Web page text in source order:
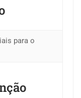
para o